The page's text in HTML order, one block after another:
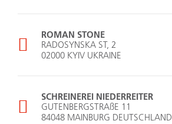
ROMAN STONE
RADOSYNSKA ST, 2
02000 KYIV UKRAINE
SCHREINEREI NIEDERREITER
GUTENBERGSTRAßE 11
84048 MAINBURG DEUTSCHLAND